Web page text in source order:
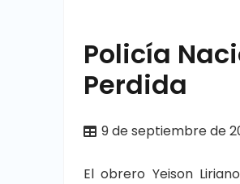
Policía
Perdida
9 de septiembre de
El obrero Yeison